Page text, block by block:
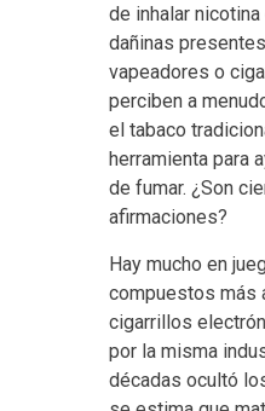
de inhalar
dañinas
vapeadores o
perciben a
el tabaco
herramienta para
de fumar. ¿Son
afirmaciones?
Hay mucho en
compuestos más
cigarrillos
por la misma
décadas ocultó